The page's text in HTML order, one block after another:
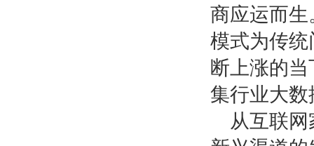
商应运而
模式为传
断上涨的
集行业大
从互联